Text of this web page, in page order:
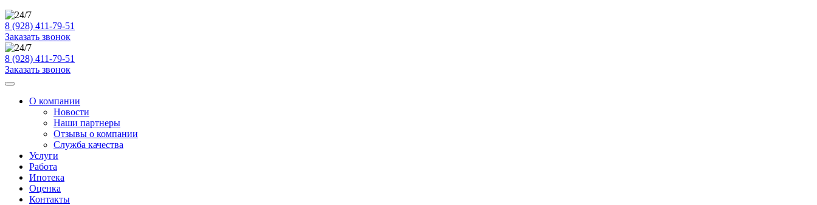
8 (928) 411-79-51
Заказать звонок
8 (928) 411-79-51
Заказать звонок
О компании
Новости
Наши партнеры
Отзывы о компании
Служба качества
Услуги
Работа
Ипотека
Оценка
Контакты